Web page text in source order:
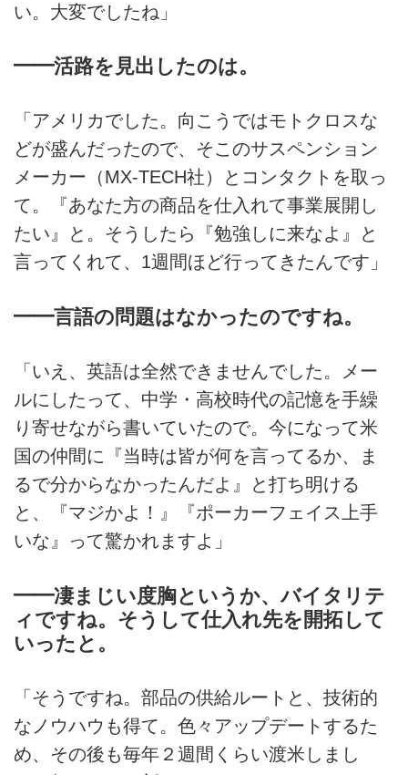
い。大変でしたね」
━━活路を見出したのは。
「アメリカでした。向こうではモトクロスな
どが盛んだったので、そこのサスペンション
メーカー（MX-TECH社）とコンタクトを取っ
て。『あなた方の商品を仕入れて事業展開し
たい』と。そうしたら『勉強しに来なよ』と
言ってくれて、1週間ほど行ってきたんです」
━━言語の問題はなかったのですね。
「いえ、英語は全然できませんでした。メー
ルにしたって、中学・高校時代の記憶を手繰
り寄せながら書いていたので。今になって米
国の仲間に『当時は皆が何を言ってるか、ま
るで分からなかったんだよ』と打ち明ける
と、『マジかよ！』『ポーカーフェイス上手
いな』って驚かれますよ」
━━凄まじい度胸というか、バイタリテ
ィですね。そうして仕入れ先を開拓して
いったと。
「そうですね。部品の供給ルートと、技術的
なノウハウも得て。色々アップデートするた
め、その後も毎年２週間くらい渡米しまし